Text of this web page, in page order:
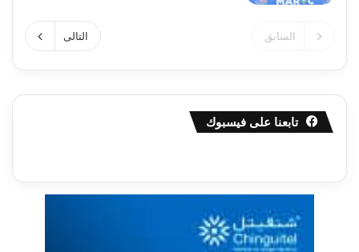
السابق التالى
تابعنا على فيسبوك